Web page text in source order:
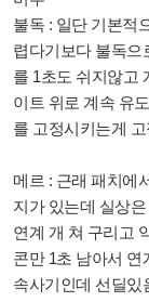
불독 : 일단 기본적
렵다기보다 불독으
를 1초도 쉬지않고
이트 위로 계속 유
를 고정시키는게
메르 : 근래 패치에
지가 있는데 실상
연계 개 쳐 구리고
콘만 1초 남아서 연
속사기인데 선딜있